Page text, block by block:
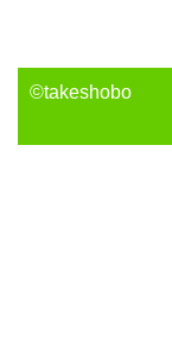
©takeshobo